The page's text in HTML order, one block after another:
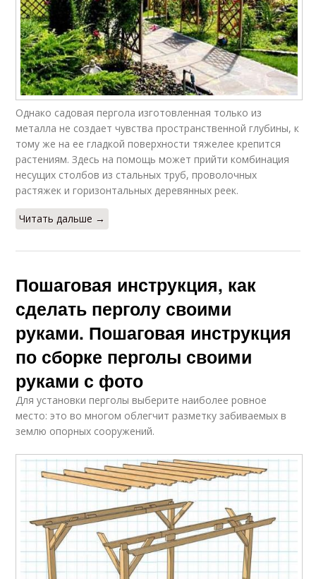
Однако садовая пергола изготовленная только из
металла не создает чувства пространственной глубины, к
тому же на ее гладкой поверхности тяжелее крепится
растениям. Здесь на помощь может прийти комбинация
несущих столбов из стальных труб, проволочных
растяжек и горизонтальных деревянных реек.
Читать дальше →
Пошаговая инструкция, как
сделать перголу своими
руками. Пошаговая инструкция
по сборке перголы своими
руками с фото
Для установки перголы выберите наиболее ровное
место: это во многом облегчит разметку забиваемых в
землю опорных сооружений.